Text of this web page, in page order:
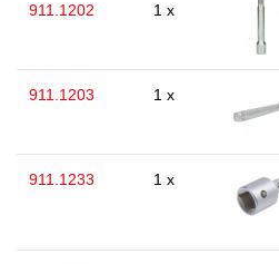
911.1202 1 x
911.1203 1 x
911.1233 1 x